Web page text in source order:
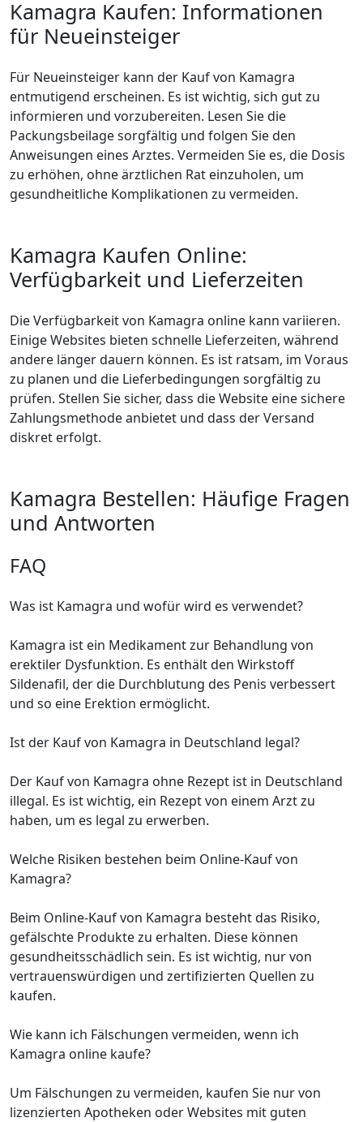
Kamagra Kaufen: Informationen
für Neueinsteiger
Für Neueinsteiger kann der Kauf von Kamagra
entmutigend erscheinen. Es ist wichtig, sich gut zu
informieren und vorzubereiten. Lesen Sie die
Packungsbeilage sorgfältig und folgen Sie den
Anweisungen eines Arztes. Vermeiden Sie es, die Dosis
zu erhöhen, ohne ärztlichen Rat einzuholen, um
gesundheitliche Komplikationen zu vermeiden.
Kamagra Kaufen Online:
Verfügbarkeit und Lieferzeiten
Die Verfügbarkeit von Kamagra online kann variieren.
Einige Websites bieten schnelle Lieferzeiten, während
andere länger dauern können. Es ist ratsam, im Voraus
zu planen und die Lieferbedingungen sorgfältig zu
prüfen. Stellen Sie sicher, dass die Website eine sichere
Zahlungsmethode anbietet und dass der Versand
diskret erfolgt.
Kamagra Bestellen: Häufige Fragen
und Antworten
FAQ
Was ist Kamagra und wofür wird es verwendet?
Kamagra ist ein Medikament zur Behandlung von
erektiler Dysfunktion. Es enthält den Wirkstoff
Sildenafil, der die Durchblutung des Penis verbessert
und so eine Erektion ermöglicht.
Ist der Kauf von Kamagra in Deutschland legal?
Der Kauf von Kamagra ohne Rezept ist in Deutschland
illegal. Es ist wichtig, ein Rezept von einem Arzt zu
haben, um es legal zu erwerben.
Welche Risiken bestehen beim Online-Kauf von
Kamagra?
Beim Online-Kauf von Kamagra besteht das Risiko,
gefälschte Produkte zu erhalten. Diese können
gesundheitsschädlich sein. Es ist wichtig, nur von
vertrauenswürdigen und zertifizierten Quellen zu
kaufen.
Wie kann ich Fälschungen vermeiden, wenn ich
Kamagra online kaufe?
Um Fälschungen zu vermeiden, kaufen Sie nur von
lizenzierten Apotheken oder Websites mit guten